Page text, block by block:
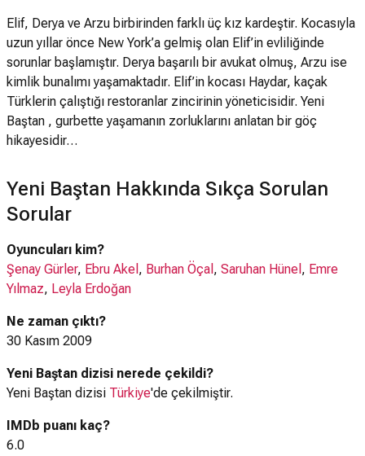
Elif, Derya ve Arzu birbirinden farklı üç kız kardeştir. Kocasıyla
uzun yıllar önce New York’a gelmiş olan Elif’in evliliğinde
sorunlar başlamıştır. Derya başarılı bir avukat olmuş, Arzu ise
kimlik bunalımı yaşamaktadır. Elif’in kocası Haydar, kaçak
Türklerin çalıştığı restoranlar zincirinin yöneticisidir. Yeni
Baştan , gurbette yaşamanın zorluklarını anlatan bir göç
hikayesidir…
Yeni Baştan Hakkında Sıkça Sorulan
Sorular
Oyuncuları kim?
Şenay Gürler, Ebru Akel , Burhan Öçal , Saruhan Hünel , Emre
Yılmaz, Leyla Erdoğan
Ne zaman çıktı?
30 Kasım 2009
Yeni Baştan dizisi nerede çekildi?
Yeni Baştan dizisi Türkiye'de çekilmiştir.
IMDb puanı kaç?
6.0